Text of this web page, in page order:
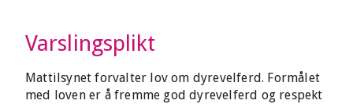
Varslingsplikt
Mattilsynet forvalter lov om dyrevelferd. Formålet
med loven er å fremme god dyrevelferd og respekt